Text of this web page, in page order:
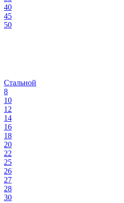
40
45
50
Стальной
8
10
12
14
16
18
20
22
25
26
27
28
30